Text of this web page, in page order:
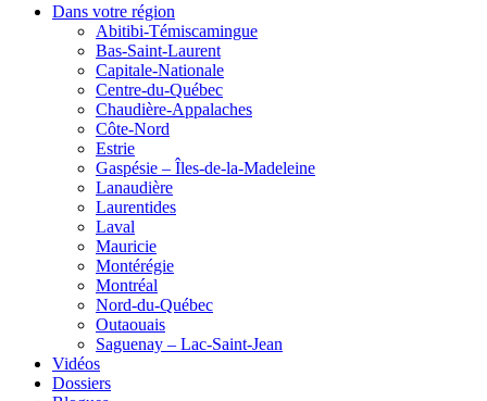
Dans votre région
Abitibi-Témiscamingue
Bas-Saint-Laurent
Capitale-Nationale
Centre-du-Québec
Chaudière-Appalaches
Côte-Nord
Estrie
Gaspésie – Îles-de-la-Madeleine
Lanaudière
Laurentides
Laval
Mauricie
Montérégie
Montréal
Nord-du-Québec
Outaouais
Saguenay – Lac-Saint-Jean
Vidéos
Dossiers